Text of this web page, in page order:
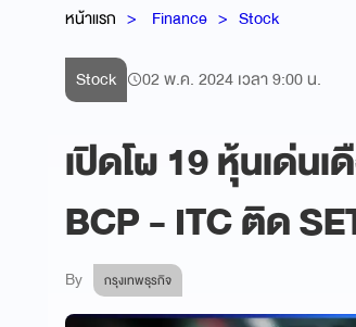
หน้าแรก Finance Stock
Stock 02 พ.ค. 2024 เวลา 9:00 น.
เปิดโผ 19 หุ้นเด่น
BCP - ITC ติด
By กรุงเทพธุรกิจ